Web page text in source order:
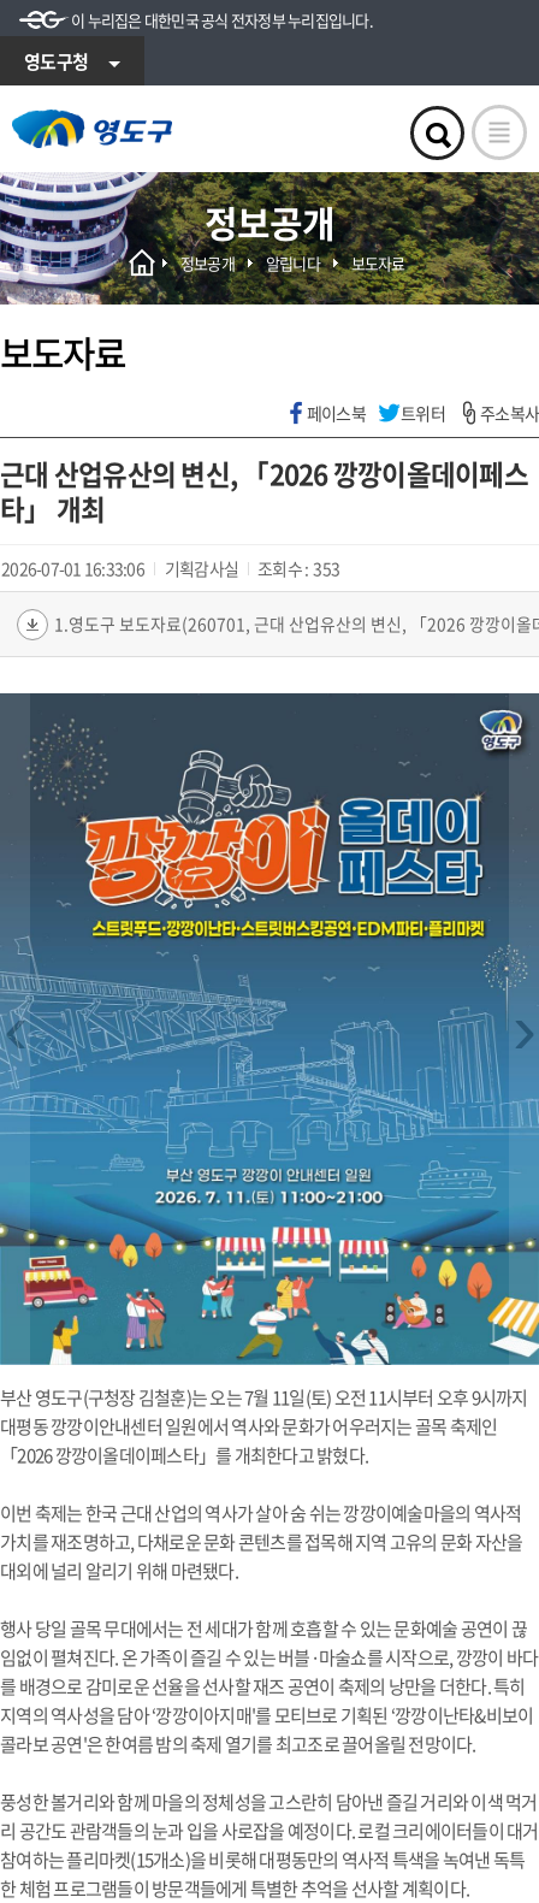
이 누리집은 대한민국 공식 전자정부 누리집입니다.
영도구청
정보공개
정보공개 알립니다 보도자료
보도자료
페이스북 트위터 주소복사
근대 산업유산의 변신, 「2026 깡깡이올데이페스
타」 개최
2026-07-01 16:33:06 기획감사실 조회수 : 353
‹ ›
부산 영도구(구청장 김철훈)는 오는 7월 11일(토) 오전 11시부터 오후 9시까지
대평동 깡깡이안내센터 일원에서 역사와 문화가 어우러지는 골목 축제인
「2026 깡깡이올데이페스타」를 개최한다고 밝혔다.
이번 축제는 한국 근대 산업의 역사가 살아 숨 쉬는 깡깡이예술마을의 역사적
가치를 재조명하고, 다채로운 문화 콘텐츠를 접목해 지역 고유의 문화 자산을
대외에 널리 알리기 위해 마련됐다.
행사 당일 골목 무대에서는 전 세대가 함께 호흡할 수 있는 문화예술 공연이 끊
임없이 펼쳐진다. 온 가족이 즐길 수 있는 버블·마술쇼를 시작으로, 깡깡이 바다
를 배경으로 감미로운 선율을 선사할 재즈 공연이 축제의 낭만을 더한다. 특히
지역의 역사성을 담아 ‘깡깡이아지매'를 모티브로 기획된 ‘깡깡이난타&비보이
콜라보 공연'은 한여름 밤의 축제 열기를 최고조로 끌어올릴 전망이다.
풍성한 볼거리와 함께 마을의 정체성을 고스란히 담아낸 즐길 거리와 이색 먹거
리 공간도 관람객들의 눈과 입을 사로잡을 예정이다. 로컬 크리에이터들이 대거
참여하는 플리마켓(15개소)을 비롯해 대평동만의 역사적 특색을 녹여낸 독특
한 체험 프로그램들이 방문객들에게 특별한 추억을 선사할 계획이다.